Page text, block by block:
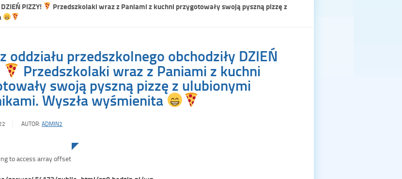
PIZZY!
Przedszkolaki wraz z Paniami z kuchni przygotowały swoją pyszną pizzę z
oddziału przedszkolnego obchodziły DZIEŃ
Przedszkolaki wraz z Paniami z kuchni
swoją pyszną pizzę z ulubionymi
Wyszła wyśmienita
AUTOR: ADMIN2
to access array offset